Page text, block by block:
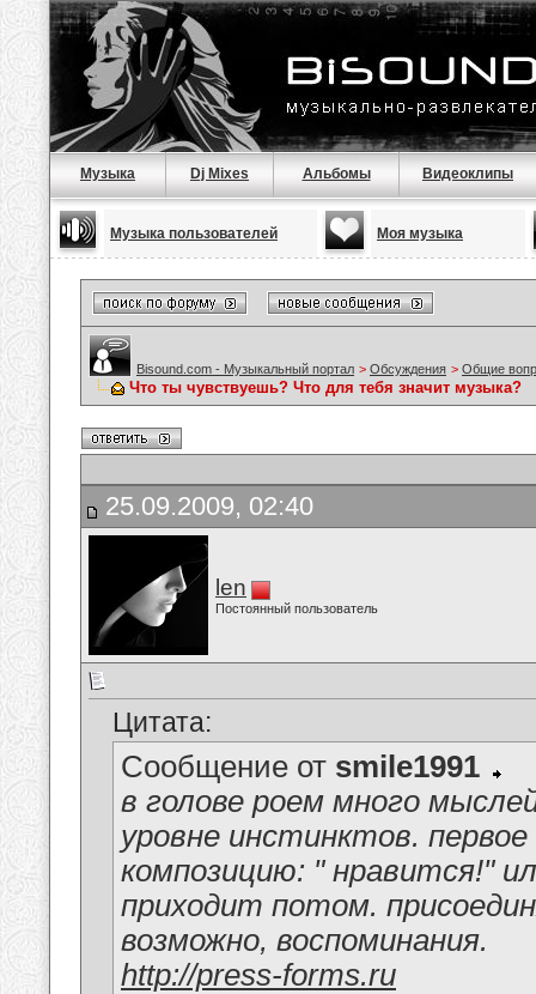
Музыка Dj Mixes Альбомы Видеоклипы
Музыка пользователей Моя музыка
Bisound.com - Музыкальный портал > Обсуждения > Общие
Что ты чувствуешь? Что для тебя значит музыка?
25.09.2009, 02:40
len
Постоянный пользователь
Цитата:
Сообщение от smile1991
в голове роем много
уровне инстинктов.
композицию: " нравится!"
приходит потом.
возможно, воспоминания.
http://press-forms.ru